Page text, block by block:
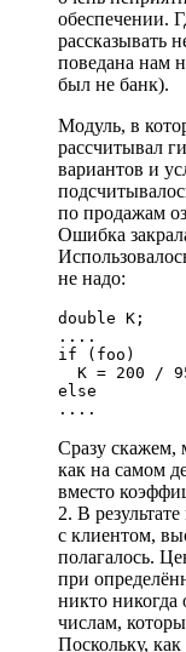
обеспечении.
рассказывать
поведана нам
был не банк).
Модуль, в
рассчитывал
вариантов и
по продажам
Ошибка
не надо:
double K;
....
if (foo)
K = 200 /
else
....
Сразу скажем,
как на самом
вместо
2. В
с клиентом,
полагалось.
при
никто никогда
числам,
Поскольку,